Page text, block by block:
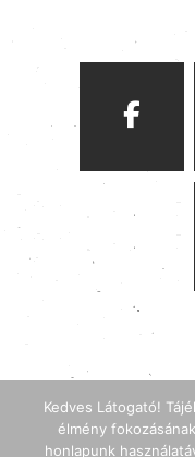
Kedves Látogató!
élmény
honlapunk